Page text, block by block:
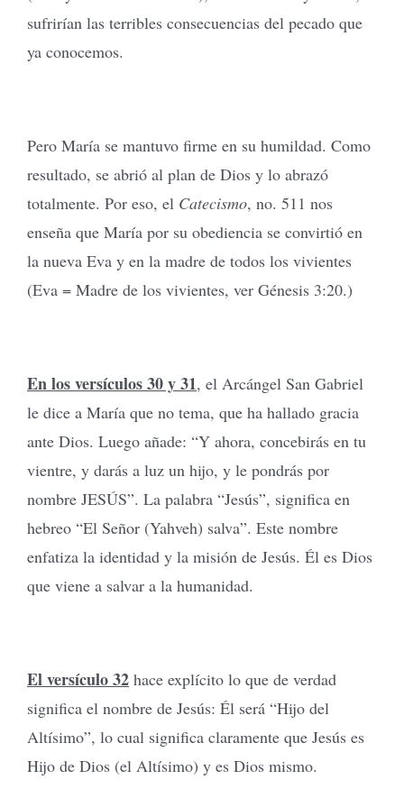
sufrirían las terribles consecuencias del pecado que
ya conocemos.
Pero María se mantuvo firme en su humildad. Como
resultado, se abrió al plan de Dios y lo abrazó
totalmente. Por eso, el Catecismo, no. 511 nos
enseña que María por su obediencia se convirtió en
la nueva Eva y en la madre de todos los vivientes
(Eva = Madre de los vivientes, ver Génesis 3:20.)
En los versículos 30 y 31, el Arcángel San Gabriel
le dice a María que no tema, que ha hallado gracia
ante Dios. Luego añade: “Y ahora, concebirás en tu
vientre, y darás a luz un hijo, y le pondrás por
nombre JESÚS”. La palabra “Jesús”, significa en
hebreo “El Señor (Yahveh) salva”. Este nombre
enfatiza la identidad y la misión de Jesús. Él es Dios
que viene a salvar a la humanidad.
El versículo 32 hace explícito lo que de verdad
significa el nombre de Jesús: Él será “Hijo del
Altísimo”, lo cual significa claramente que Jesús es
Hijo de Dios (el Altísimo) y es Dios mismo.